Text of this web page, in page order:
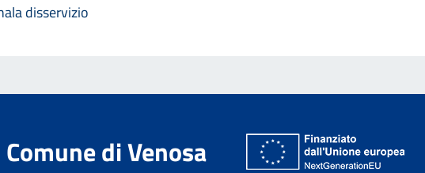
disservizio
Comune di Venosa